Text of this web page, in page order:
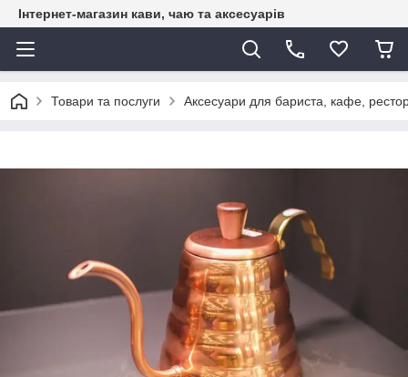
Інтернет-магазин кави, чаю та аксесуарів
Товари та послуги Аксесуари для бариста, кафе,